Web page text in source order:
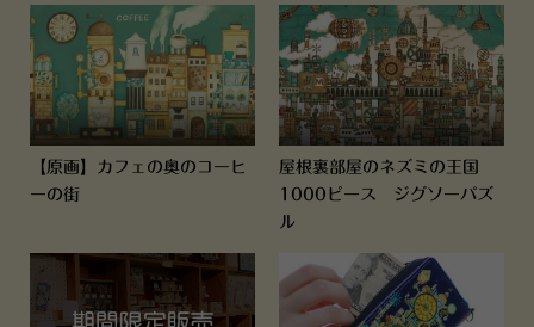
【原画】カフェの奥のコーヒ
ーの街
屋根裏部屋のネズミの王国
1000ピース ジグソーパズ
ル